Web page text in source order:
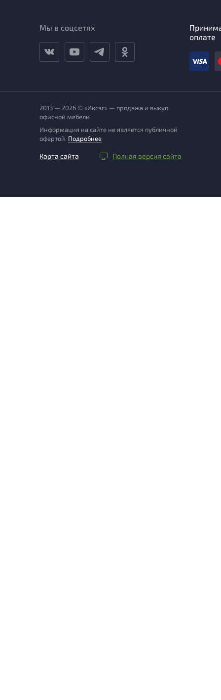
Мы в соцсетях
оплате
2013 — 2026 © «Иксэс» — продажа и выкуп
офисной мебели
Информация на сайте не является публичной
офертой. Подробнее
Карта сайта Полная версия сайта